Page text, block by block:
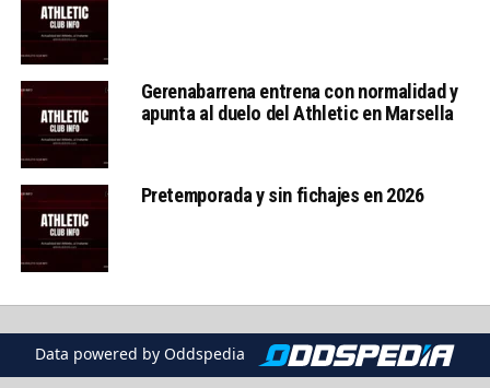
Gerenabarrena entrena con normalidad y
apunta al duelo del Athletic en Marsella
Pretemporada y sin fichajes en 2026
Data powered by Oddspedia